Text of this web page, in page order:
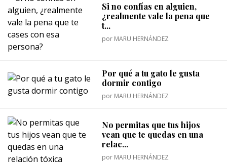
Si no confías en alguien,
¿realmente vale la pena que
t...
por MARU HERNÁNDEZ
Por qué a tu gato le gusta
dormir contigo
por MARU HERNÁNDEZ
No permitas que tus hijos
vean que te quedas en una
relac...
por MARU HERNÁNDEZ